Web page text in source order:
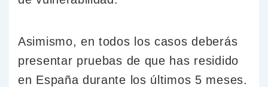
Asimismo, en todos los casos deberás
presentar pruebas de que has residido
en España durante los últimos 5 meses.